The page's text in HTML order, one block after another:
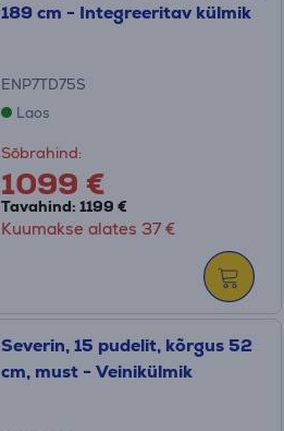
189 cm - Integreeritav külmik
ENP7TD75S
Laos
Sõbrahind:
1099 €
Tavahind: 1199 €
Kuumakse alates 37 €
Severin, 15 pudelit, kõrgus 52
cm, must - Veinikülmik